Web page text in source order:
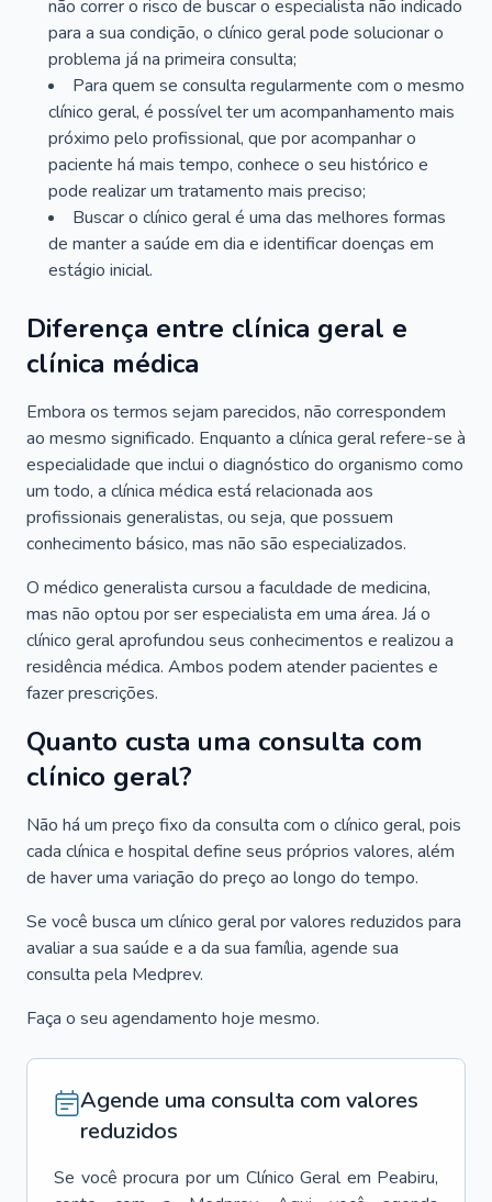
não correr o risco de buscar o especialista não indicado
para a sua condição, o clínico geral pode solucionar o
problema já na primeira consulta;
Para quem se consulta regularmente com o mesmo
clínico geral, é possível ter um acompanhamento mais
próximo pelo profissional, que por acompanhar o
paciente há mais tempo, conhece o seu histórico e
pode realizar um tratamento mais preciso;
Buscar o clínico geral é uma das melhores formas
de manter a saúde em dia e identificar doenças em
estágio inicial.
Diferença entre clínica geral e
clínica médica
Embora os termos sejam parecidos, não correspondem
ao mesmo significado. Enquanto a clínica geral refere-se à
especialidade que inclui o diagnóstico do organismo como
um todo, a clínica médica está relacionada aos
profissionais generalistas, ou seja, que possuem
conhecimento básico, mas não são especializados.
O médico generalista cursou a faculdade de medicina,
mas não optou por ser especialista em uma área. Já o
clínico geral aprofundou seus conhecimentos e realizou a
residência médica. Ambos podem atender pacientes e
fazer prescrições.
Quanto custa uma consulta com
clínico geral?
Não há um preço fixo da consulta com o clínico geral, pois
cada clínica e hospital define seus próprios valores, além
de haver uma variação do preço ao longo do tempo.
Se você busca um clínico geral por valores reduzidos para
avaliar a sua saúde e a da sua família, agende sua
consulta pela Medprev.
Faça o seu agendamento hoje mesmo.
Agende uma consulta com valores
reduzidos
Se você procura por um Clínico Geral em Peabiru,